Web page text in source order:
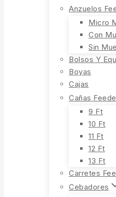
Anzuelos
Micro
Con
Sin
Bolsos Y
Boyas
Cajas
Cañas
9 Ft
10 Ft
11 Ft
12 Ft
13 Ft
Carretes
Cebadores